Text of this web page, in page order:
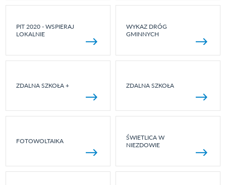
PIT 2020 - WSPIERAJ
LOKALNIE
WYKAZ DRÓG
GMINNYCH
ZDALNA SZKOŁA + ZDALNA SZKOŁA
FOTOWOLTAIKA
ŚWIETLICA W
NIEZDOWIE